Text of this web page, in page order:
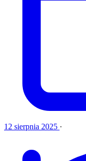
12 sierpnia 2025 ·